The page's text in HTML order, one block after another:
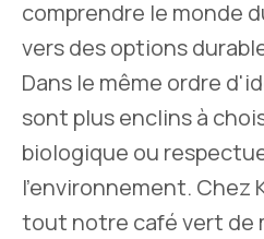
comprendre le monde
vers des options
Dans le même ordre
sont plus enclins à
biologique ou
l'environnement. Chez
tout notre café vert de